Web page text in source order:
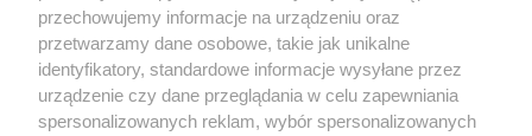
przechowujemy informacje na urządzeniu oraz
przetwarzamy dane osobowe, takie jak unikalne
identyfikatory, standardowe informacje wysyłane przez
urządzenie czy dane przeglądania w celu zapewniania
spersonalizowanych reklam, wybór spersonalizowanych